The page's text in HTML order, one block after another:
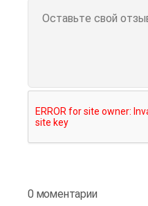
0 моментарии